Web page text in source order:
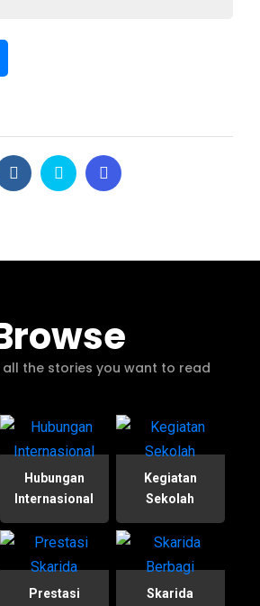
the stories you want to read
Hubungan
Internasional
Kegiatan
Sekolah
Prestasi
Skarida